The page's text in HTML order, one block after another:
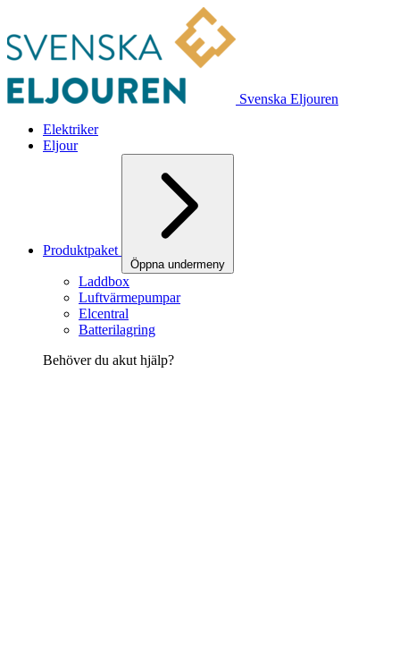
Svenska Eljouren
Elektriker
Eljour
Produktpaket
Öppna undermeny
Laddbox
Luftvärmepumpar
Elcentral
Batterilagring
Behöver du akut hjälp?